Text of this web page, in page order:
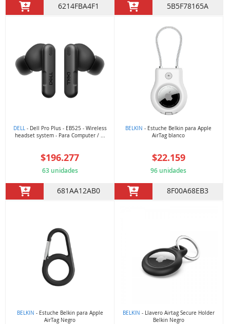
6214FBA4F1 5B5F78165A
DELL- Dell Pro Plus - EB525 - Wireless
headset system - Para Computer / ...
$196.277
63 unidades
681AA12AB0
BELKIN - Estuche Belkin para Apple
AirTag blanco
$22.159
96 unidades
8F00A68EB3
BELKIN - Estuche Belkin para Apple
AirTag Negro
BELKIN - Llavero Airtag Secure Holder
Belkin Negro